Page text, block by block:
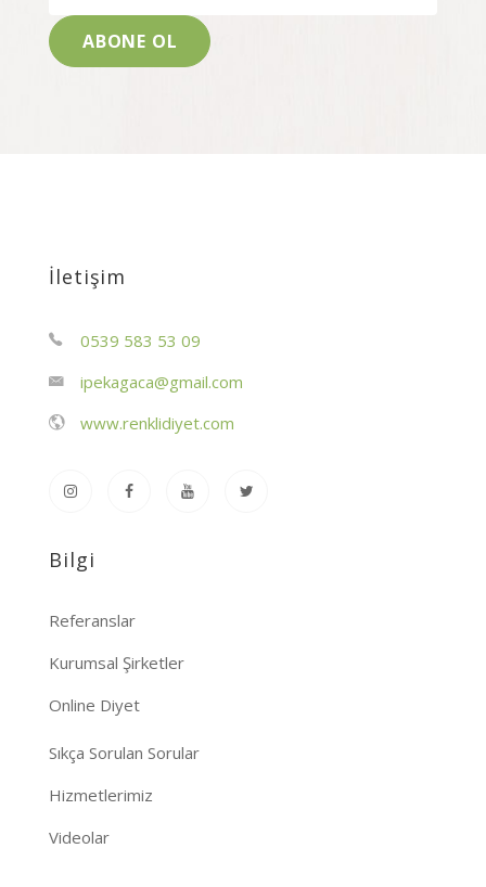
İletişim
0539 583 53 09
ipekagaca@gmail.com
www.renklidiyet.com
Bilgi
Referanslar
Kurumsal Şirketler
Online Diyet
Sıkça Sorulan Sorular
Hizmetlerimiz
Videolar